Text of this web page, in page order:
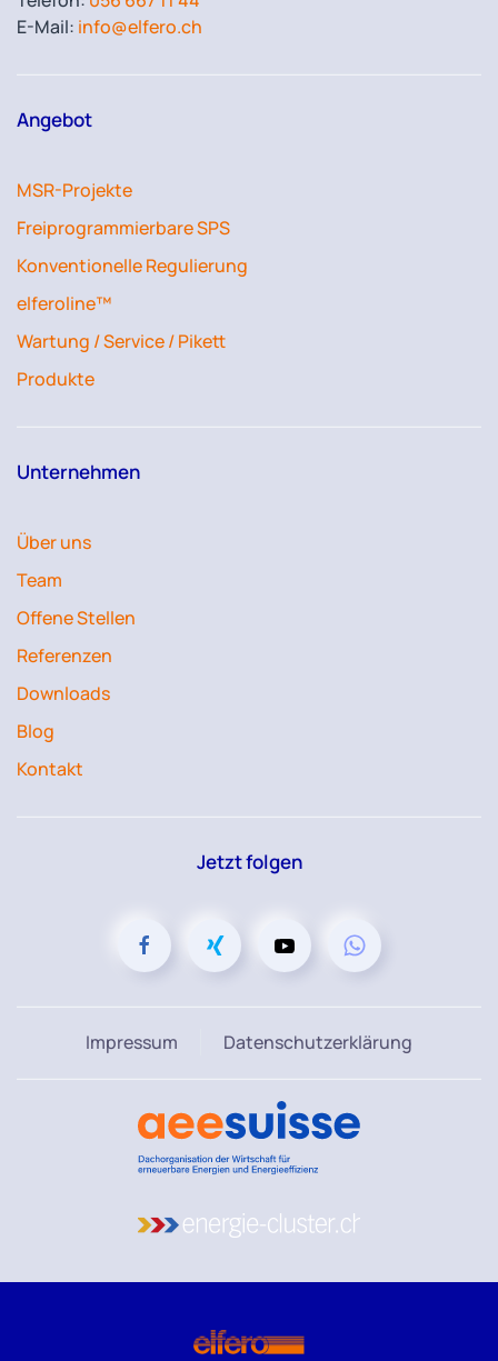
E-Mail: info@elfero.ch
Angebot
MSR-Projekte
Freiprogrammierbare SPS
Konventionelle Regulierung
elferoline™
Wartung / Service / Pikett
Produkte
Unternehmen
Über uns
Team
Offene Stellen
Referenzen
Downloads
Blog
Kontakt
Jetzt folgen
Impressum Datenschutzerklärung